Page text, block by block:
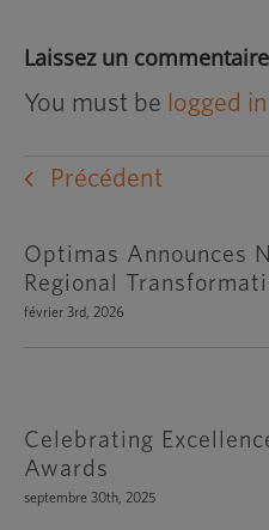
Laissez un commentaire
You must be logged in
Précédent
Optimas Announces
Regional
février 3rd, 2026
Celebrating
Awards
septembre 30th, 2025